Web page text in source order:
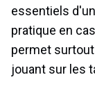
essentiels
pratique en
permet
jouant sur les